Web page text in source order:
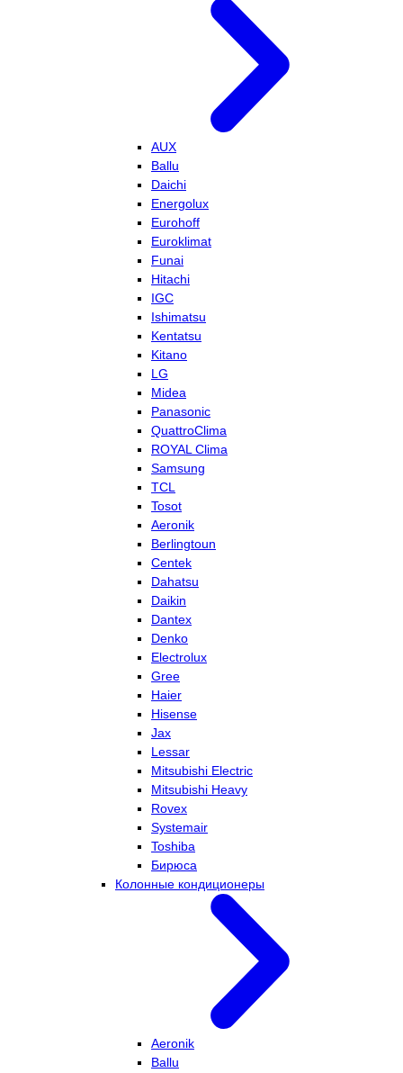
AUX
Ballu
Daichi
Energolux
Eurohoff
Euroklimat
Funai
Hitachi
IGC
Ishimatsu
Kentatsu
Kitano
LG
Midea
Panasonic
QuattroClima
ROYAL Clima
Samsung
TCL
Tosot
Aeronik
Berlingtoun
Centek
Dahatsu
Daikin
Dantex
Denko
Electrolux
Gree
Haier
Hisense
Jax
Lessar
Mitsubishi Electric
Mitsubishi Heavy
Rovex
Systemair
Toshiba
Бирюса
Колонные кондиционеры
Aeronik
Ballu